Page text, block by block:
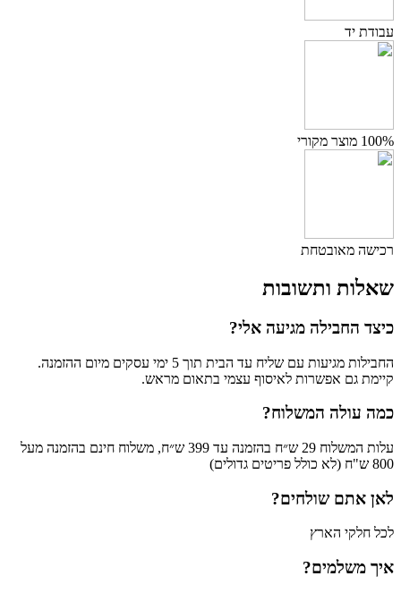
עבודת יד
100% מוצר מקורי
רכישה מאובטחת
שאלות ותשובות
כיצד החבילה מגיעה אלי?
החבילות מגיעות עם שליח עד הבית תוך 5 ימי עסקים מיום ההזמנה.
קיימת גם אפשרות לאיסוף עצמי בתאום מראש.
כמה עולה המשלוח?
עלות המשלוח 29 ש״ח בהזמנה עד 399 ש״ח, משלוח חינם בהזמנה מעל
800 ש"ח (לא כולל פריטים גדולים)
לאן אתם שולחים?
לכל חלקי הארץ
איך משלמים?